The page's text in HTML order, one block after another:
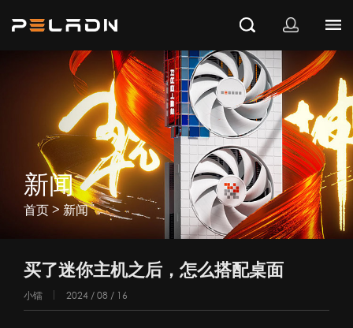
新闻
首页 > 新闻
买了迷你主机之后，怎么搭配桌面
小镭 2024 / 08 / 16